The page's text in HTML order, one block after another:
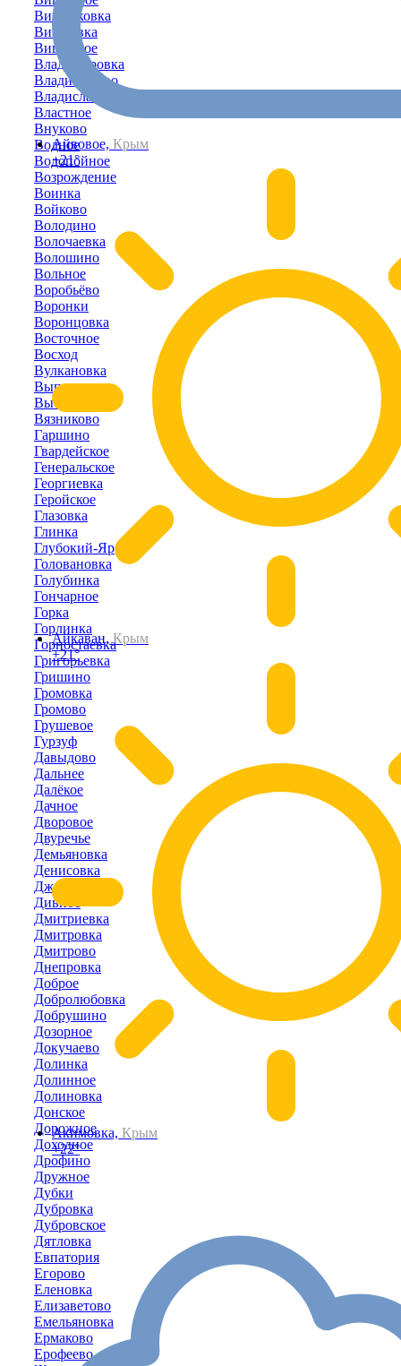
Айвовое, Крым
+21°
Айкаван, Крым
+21°
Акимовка, Крым
+22°
Вишняковка
Вишнёвка
Вишнёвое
Владимировка
Владимирово
Владиславовка
Властное
Внуково
Водное
Водопойное
Возрождение
Воинка
Войково
Володино
Волочаевка
Волошино
Вольное
Воробьёво
Воронки
Воронцовка
Восточное
Восход
Вулкановка
Выпасное
Высокое
Вязниково
Гаршино
Гвардейское
Генеральское
Георгиевка
Геройское
Глазовка
Глинка
Глубокий-Яр
Головановка
Голубинка
Гончарное
Горка
Горлинка
Горностаевка
Григорьевка
Гришино
Громовка
Громово
Грушевое
Гурзуф
Давыдово
Дальнее
Далёкое
Дачное
Дворовое
Двуречье
Демьяновка
Денисовка
Джанкой
Дивное
Дмитриевка
Дмитровка
Дмитрово
Днепровка
Доброе
Добролюбовка
Добрушино
Дозорное
Докучаево
Долинка
Долинное
Долиновка
Донское
Дорожное
Доходное
Дрофино
Дружное
Дубки
Дубровка
Дубровское
Дятловка
Евпатория
Егорово
Еленовка
Елизаветово
Емельяновка
Ермаково
Ерофеево